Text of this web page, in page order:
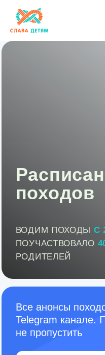
ПОУЧАСТВОВАЛО 40.000+
Telegram канале.
Подписаться
Популярные